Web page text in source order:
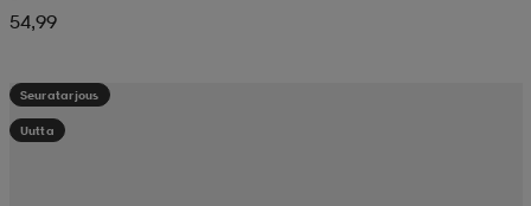
54,99
Seuratarjous
Uutta